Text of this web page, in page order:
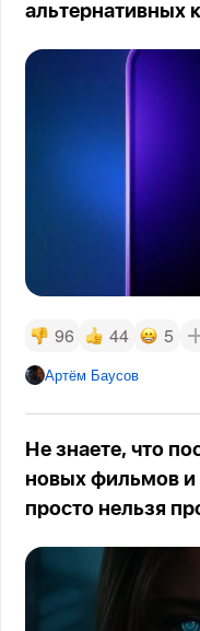
альтернативных
96 44 5
Артём Баусов
Не знаете, что
новых фильмов и
просто нельзя